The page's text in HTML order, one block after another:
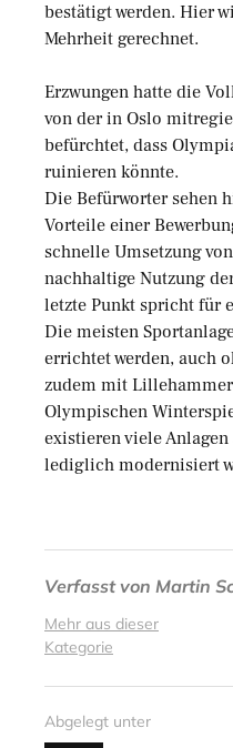
bestätigt werden. Hier
Mehrheit gerechnet.
Erzwungen hatte die
von der in Oslo
befürchtet, dass
ruinieren könnte.
Die Befürworter sehen
Vorteile einer
schnelle Umsetzung
nachhaltige Nutzung
letzte Punkt spricht für
Die meisten
errichtet werden, auch
zudem mit
Olympischen
existieren viele
lediglich modernisiert
Verfasst von Martin
Mehr aus dieser
Kategorie
Abgelegt unter